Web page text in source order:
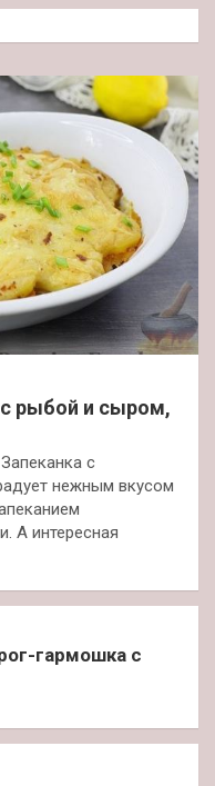
рыбой и сыром,
с
нежным вкусом
А интересная
гармошка с